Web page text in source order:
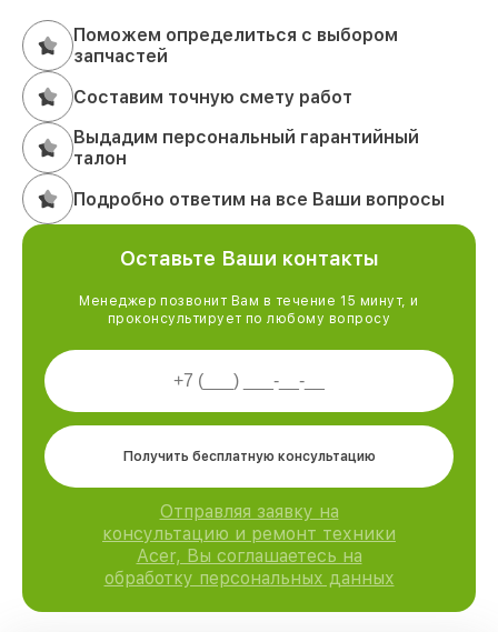
Поможем определиться с выбором
запчастей
Составим точную смету работ
Выдадим персональный гарантийный
талон
Подробно ответим на все Ваши вопросы
Оставьте Ваши контакты
Менеджер позвонит Вам в течение 15 минут, и
проконсультирует по любому вопросу
Получить бесплатную консультацию
Отправляя заявку на
консультацию и ремонт техники
Acer, Вы соглашаетесь на
обработку персональных данных